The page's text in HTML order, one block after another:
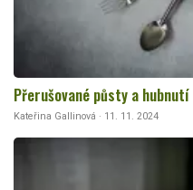
Přerušované půsty a hubnutí
Kateřina Gallinová · 11. 11. 2024